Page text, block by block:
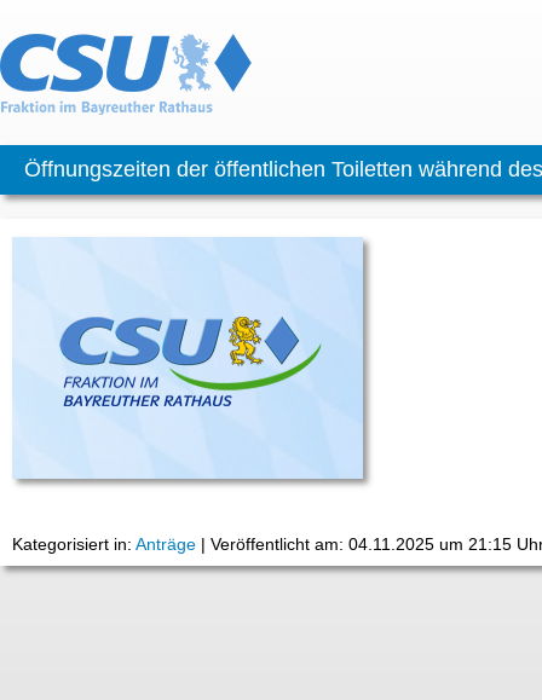
Öffnungszeiten der öffentlichen Toiletten während
Kategorisiert in: Anträge | Veröffentlicht am: 04.11.2025 um 21:15